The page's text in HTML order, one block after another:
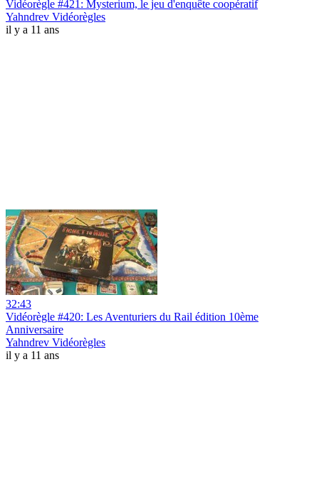
Vidéorègle #421: Mysterium, le jeu d'enquête coopératif
Yahndrev Vidéorègles
il y a 11 ans
32:43
Vidéorègle #420: Les Aventuriers du Rail édition 10ème
Anniversaire
Yahndrev Vidéorègles
il y a 11 ans